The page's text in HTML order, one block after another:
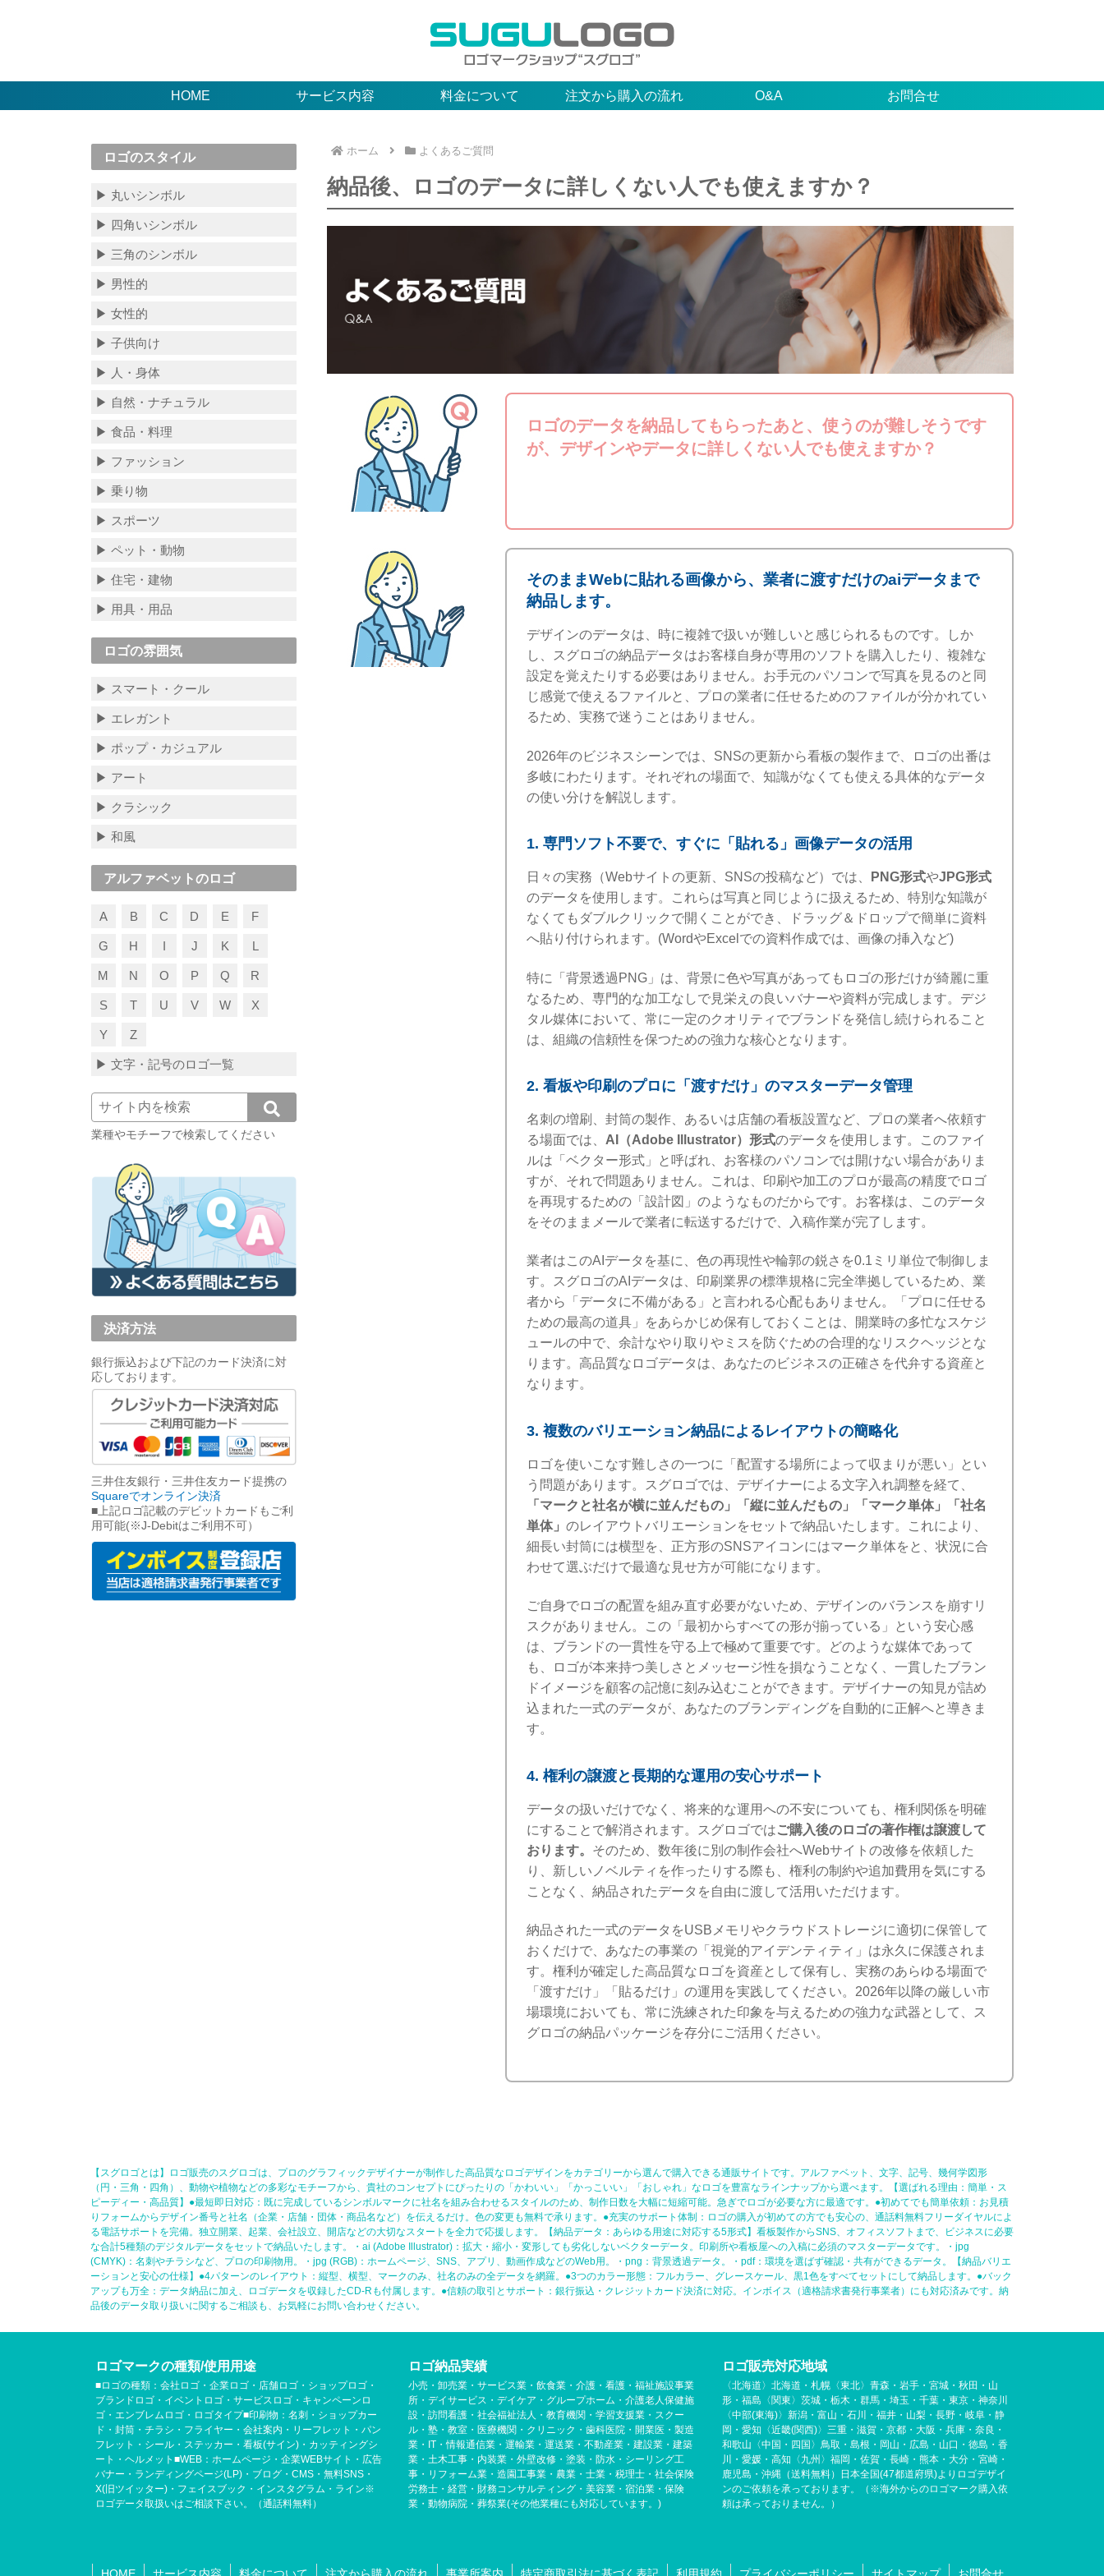
HOME サービス内容 料金について 注文から購入の流れ O&A お問合せ
ホーム よくあるご質問
納品後、ロゴのデータに詳しくない人でも使えますか？
ロゴのデータを納品してもらったあと、使うのが難しそうです
が、デザインやデータに詳しくない人でも使えますか？
そのままWebに貼れる画像から、業者に渡すだけのaiデータまで
納品します。
デザインのデータは、時に複雑で扱いが難しいと感じられるものです。しか
し、スグロゴの納品データはお客様自身が専用のソフトを購入したり、複雑な
設定を覚えたりする必要はありません。お手元のパソコンで写真を見るのと同
じ感覚で使えるファイルと、プロの業者に任せるためのファイルが分かれてい
るため、実務で迷うことはありません。
2026年のビジネスシーンでは、SNSの更新から看板の製作まで、ロゴの出番は
多岐にわたります。それぞれの場面で、知識がなくても使える具体的なデータ
の使い分けを解説します。
1. 専門ソフト不要で、すぐに「貼れる」画像データの活用
日々の実務（Webサイトの更新、SNSの投稿など）では、 PNG形式やJPG形式
のデータを使用します。これらは写真と同じように扱えるため、特別な知識が
なくてもダブルクリックで開くことができ、ドラッグ＆ドロップで簡単に資料
へ貼り付けられます。(WordやExcelでの資料作成では、画像の挿入など)
特に「背景透過PNG」は、背景に色や写真があってもロゴの形だけが綺麗に重
なるため、専門的な加工なしで見栄えの良いバナーや資料が完成します。デジ
タル媒体において、常に一定のクオリティでブランドを発信し続けられること
は、組織の信頼性を保つための強力な核心となります。
2. 看板や印刷のプロに「渡すだけ」のマスターデータ管理
名刺の増刷、封筒の製作、あるいは店舗の看板設置など、プロの業者へ依頼す
る場面では、 AI（Adobe Illustrator）形式のデータを使用します。このファイ
ルは「ベクター形式」と呼ばれ、お客様のパソコンでは開けない場合がありま
すが、それで問題ありません。これは、印刷や加工のプロが最高の精度でロゴ
を再現するための「設計図」のようなものだからです。お客様は、このデータ
をそのままメールで業者に転送するだけで、入稿作業が完了します。
業者はこのAIデータを基に、色の再現性や輪郭の鋭さを0.1ミリ単位で制御しま
す。スグロゴのAIデータは、印刷業界の標準規格に完全準拠しているため、業
者から「データに不備がある」と言われる心配もありません。「プロに任せる
ための最高の道具」をあらかじめ保有しておくことは、開業時の多忙なスケジ
ュールの中で、余計なやり取りやミスを防ぐための合理的なリスクヘッジとな
ります。高品質なロゴデータは、あなたのビジネスの正確さを代弁する資産と
なります。
3. 複数のバリエーション納品によるレイアウトの簡略化
ロゴを使いこなす難しさの一つに「配置する場所によって収まりが悪い」とい
う問題があります。スグロゴでは、デザイナーによる文字入れ調整を経て、
「マークと社名が横に並んだもの」「縦に並んだもの」「マーク単体」「社名
単体」 のレイアウトバリエーションをセットで納品いたします。これにより、
細長い封筒には横型を、正方形のSNSアイコンにはマーク単体をと、状況に合
わせて選ぶだけで最適な見せ方が可能になります。
ご自身でロゴの配置を組み直す必要がないため、デザインのバランスを崩すリ
スクがありません。この「最初からすべての形が揃っている」という安心感
は、ブランドの一貫性を守る上で極めて重要です。どのような媒体であって
も、ロゴが本来持つ美しさとメッセージ性を損なうことなく、一貫したブラン
ドイメージを顧客の記憶に刻み込むことができます。デザイナーの知見が詰め
込まれた一式のデータが、あなたのブランディングを自動的に正解へと導きま
す。
4. 権利の譲渡と長期的な運用の安心サポート
データの扱いだけでなく、将来的な運用への不安についても、権利関係を明確
にすることで解消されます。スグロゴではご購入後のロゴの著作権は譲渡して
おります。 そのため、数年後に別の制作会社へWebサイトの改修を依頼した
り、新しいノベルティを作ったりする際も、権利の制約や追加費用を気にする
ことなく、納品されたデータを自由に渡して活用いただけます。
納品された一式のデータをUSBメモリやクラウドストレージに適切に保管して
おくだけで、あなたの事業の「視覚的アイデンティティ」は永久に保護されま
す。権利が確定した高品質なロゴを資産として保有し、実務のあらゆる場面で
「渡すだけ」「貼るだけ」の運用を実践してください。2026年以降の厳しい市
場環境においても、常に洗練された印象を与えるための強力な武器として、ス
グロゴの納品パッケージを存分にご活用ください。
ロゴのスタイル
▶ 丸いシンボル
▶ 四角いシンボル
▶ 三角のシンボル
▶ 男性的
▶ 女性的
▶ 子供向け
▶ 人・身体
▶ 自然・ナチュラル
▶ 食品・料理
▶ ファッション
▶ 乗り物
▶ スポーツ
▶ ペット・動物
▶ 住宅・建物
▶ 用具・用品
ロゴの雰囲気
▶ スマート・クール
▶ エレガント
▶ ポップ・カジュアル
▶ アート
▶ クラシック
▶ 和風
アルファベットのロゴ
A B C D E F
G H J K L
M N O P Q R
S T U V W X
Y Z
▶ 文字・記号のロゴ一覧
業種やモチーフで検索してください
決済方法
銀行振込および下記のカード決済に対
応しております。
三井住友銀行・三井住友カード提携の
Squareでオンライン決済
■上記ロゴ記載のデビットカードもご利
用可能(※J-Debitはご利用不可）
【スグロゴとは】ロゴ販売のスグロゴは、プロのグラフィックデザイナーが制作した高品質なロゴデザインをカテゴリーから選んで購入できる通販サイトです。アルファベット、文字、記号、幾何学図形
（円・三角・四角）、動物や植物などの多彩なモチーフから、貴社のコンセプトにぴったりの「かわいい」「かっこいい」「おしゃれ」なロゴを豊富なラインナップから選べます。【選ばれる理由：簡単・ス
ピーディー・高品質】●最短即日対応：既に完成しているシンボルマークに社名を組み合わせるスタイルのため、制作日数を大幅に短縮可能。急ぎでロゴが必要な方に最適です。●初めてでも簡単依頼：お見積
りフォームからデザイン番号と社名（企業・店舗・団体・商品名など）を伝えるだけ。色の変更も無料で承ります。●充実のサポート体制：ロゴの購入が初めての方でも安心の、通話料無料フリーダイヤルによ
る電話サポートを完備。独立開業、起業、会社設立、開店などの大切なスタートを全力で応援します。【納品データ：あらゆる用途に対応する5形式】看板製作からSNS、オフィスソフトまで、ビジネスに必要
な合計5種類のデジタルデータをセットで納品いたします。・ai (Adobe Illustrator)：拡大・縮小・変形しても劣化しないベクターデータ。印刷所や看板屋への入稿に必須のマスターデータです。・jpg
(CMYK)：名刺やチラシなど、プロの印刷物用。・jpg (RGB)：ホームページ、SNS、アプリ、動画作成などのWeb用。・png：背景透過データ。・pdf：環境を選ばず確認・共有ができるデータ。【納品バリエ
ーションと安心の仕様】●4パターンのレイアウト：縦型、横型、マークのみ、社名のみの全データを網羅。●3つのカラー形態：フルカラー、グレースケール、黒1色をすべてセットにして納品します。●バック
アップも万全：データ納品に加え、ロゴデータを収録したCD-Rも付属します。●信頼の取引とサポート：銀行振込・クレジットカード決済に対応。インボイス（適格請求書発行事業者）にも対応済みです。納
品後のデータ取り扱いに関するご相談も、お気軽にお問い合わせください。
ロゴマークの種類/使用用途
■ロゴの種類：会社ロゴ・企業ロゴ・店舗ロゴ・ショップロゴ・
ブランドロゴ・イベントロゴ・サービスロゴ・キャンペーンロ
ゴ・エンブレムロゴ・ロゴタイプ■印刷物：名刺・ショップカー
ド・封筒・チラシ・フライヤー・会社案内・リーフレット・パン
フレット・シール・ステッカー・看板(サイン)・カッティングシ
ート・ヘルメット■WEB：ホームページ・企業WEBサイト・広告
バナー・ランディングページ(LP)・ブログ・CMS・無料SNS・
X(旧ツイッター)・フェイスブック・インスタグラム・ライン※
ロゴデータ取扱いはご相談下さい。（通話料無料）
ロゴ納品実績
小売・卸売業・サービス業・飲食業・介護・看護・福祉施設事業
所・デイサービス・デイケア・グループホーム・介護老人保健施
設・訪問看護・社会福祉法人・教育機関・学習支援業・スクー
ル・塾・教室・医療機関・クリニック・歯科医院・開業医・製造
業・IT・情報通信業・運輸業・運送業・不動産業・建設業・建築
業・土木工事・内装業・外壁改修・塗装・防水・シーリング工
事・リフォーム業・造園工事業・農業・士業・税理士・社会保険
労務士・経営・財務コンサルティング・美容業・宿泊業・保険
業・動物病院・葬祭業(その他業種にも対応しています。)
ロゴ販売対応地域
〈北海道〉北海道・札幌〈東北〉青森・岩手・宮城・秋田・山
形・福島〈関東〉茨城・栃木・群馬・埼玉・千葉・東京・神奈川
〈中部(東海)〉新潟・富山・石川・福井・山梨・長野・岐阜・静
岡・愛知〈近畿(関西)〉三重・滋賀・京都・大阪・兵庫・奈良・
和歌山〈中国・四国〉鳥取・島根・岡山・広島・山口・徳島・香
川・愛媛・高知〈九州〉福岡・佐賀・長崎・熊本・大分・宮崎・
鹿児島・沖縄（送料無料）日本全国(47都道府県)よりロゴデザイ
ンのご依頼を承っております。（※海外からのロゴマーク購入依
頼は承っておりません。）